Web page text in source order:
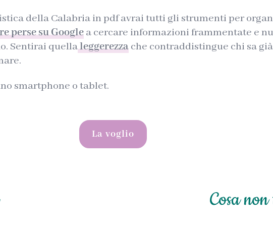
della Calabria in pdf avrai tutti gli strumenti per
perse su Google a cercare informazioni frammentate e
Sentirai quellaleggerezza che contraddistingue chi sa
smartphone o tablet.
La voglio
Cosa